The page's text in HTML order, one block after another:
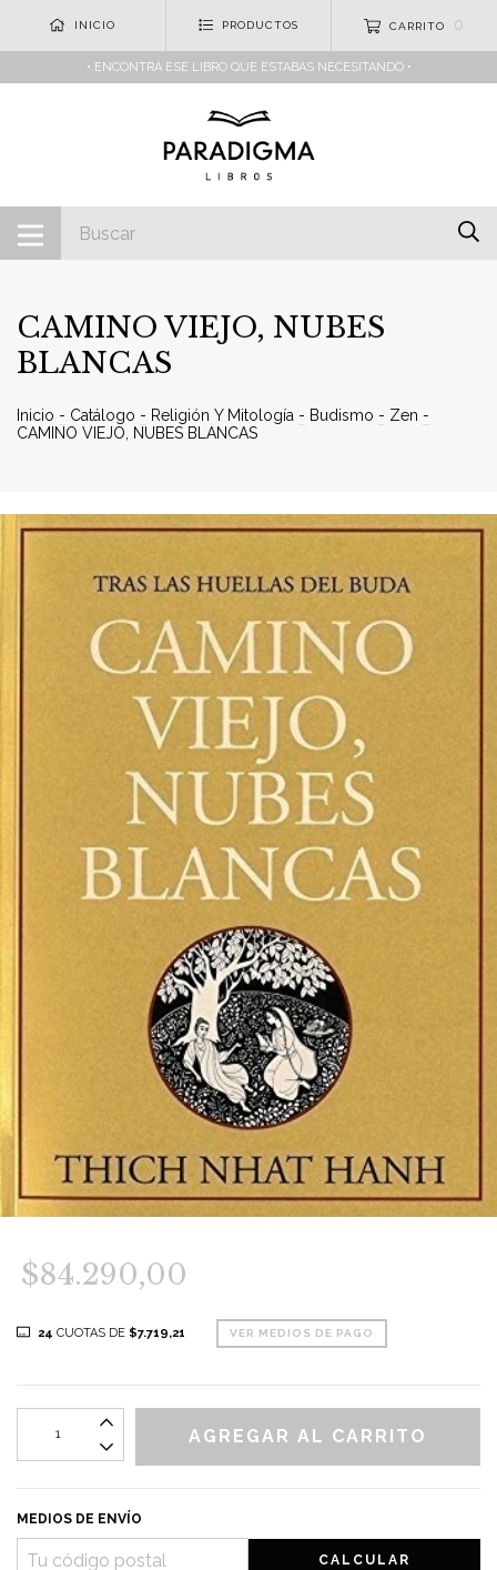
INICIO PRODUCTOS CARRITO 0
• ENCONTRÁ ESE LIBRO QUE ESTABAS NECESITANDO •
CAMINO VIEJO, NUBES
BLANCAS
Inicio - Catálogo - Religión Y Mitología - Budismo - Zen -
CAMINO VIEJO, NUBES BLANCAS
$84.290,00
24 CUOTAS DE$7.719,21 VER MEDIOS DE PAGO
MEDIOS DE ENVÍO
CALCULAR